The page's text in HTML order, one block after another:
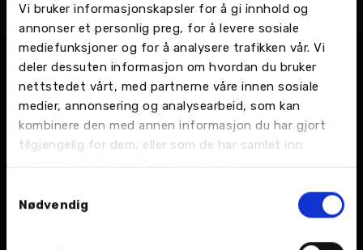
Vi bruker informasjonskapsler for å gi innhold og
annonser et personlig preg, for å levere sosiale
mediefunksjoner og for å analysere trafikken vår. Vi
deler dessuten informasjon om hvordan du bruker
nettstedet vårt, med partnerne våre innen sosiale
medier, annonsering og analysearbeid, som kan
kombinere den med annen informasjon du har gjort
tilgjengelig for dem, eller som de har samlet inn
gjennom din bruk av tjenestene deres.
Nødvendig
Våre verkstedtjenester
Bilskade og lakk